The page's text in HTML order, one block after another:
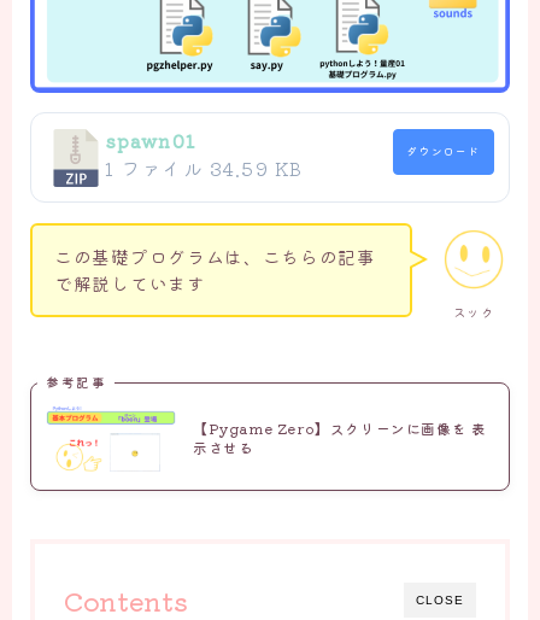
spawn01
1 ファイル 34.59 KB
ダウンロード
スック
この基礎プログラムは、こちらの記事
で解説しています
参考記事
【Pygame Zero】スクリーンに画像を 表
示させる
CLOSE
Contents